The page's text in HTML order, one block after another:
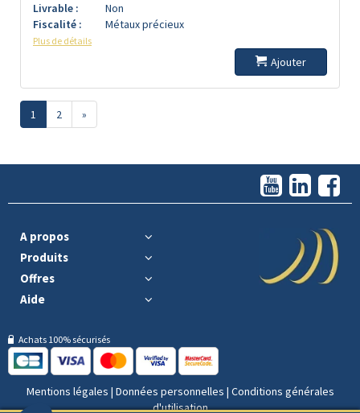
Livrable :
Non
Fiscalité :
Métaux précieux
Plus de détails
Ajouter
1 2 »
A propos
Produits
Offres
Aide
Achats 100% sécurisés
Mentions légales | Données personnelles | Conditions générales
d'utilisation